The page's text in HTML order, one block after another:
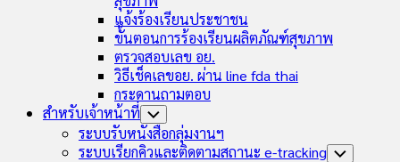
แจ้งร้องเรียนประชาชน
ขั้นตอนการร้องเรียนผลิตภัณฑ์สุขภาพ
ตรวจสอบเลข อย.
วิธีเช็คเลขอย. ผ่าน line fda thai
กระดานถามตอบ
สำหรับเจ้าหน้าที่ Toggle
Child
Menu
ระบบรับหนังสือกลุ่มงานฯ
ระบบเรียกคิวและติดตามสถานะ e-tracking Toggle